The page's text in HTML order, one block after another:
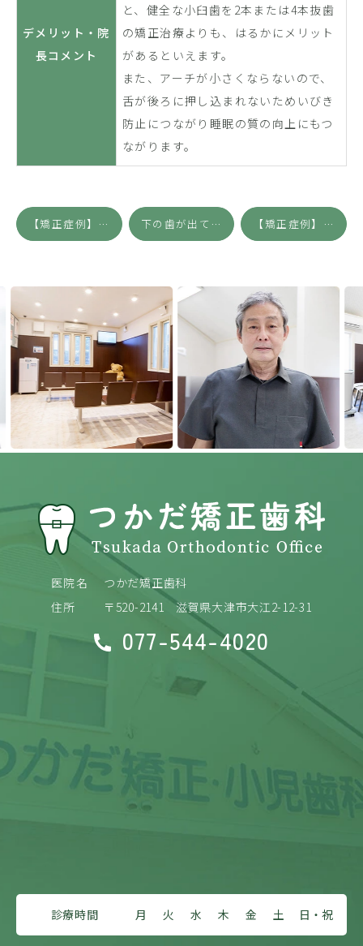
デメリット・院
長コメント
と、健全な小臼歯を2本または4本抜歯
の矯正治療よりも、はるかにメリット
があるといえます。
また、アーチが小さくならないので、
舌が後ろに押し込まれないためいびき
防止につながり睡眠の質の向上にもつ
ながります。
【矯正症例】ディープバイト、睡眠時無呼吸症候群が疑われた症例 下の歯が出ている（受け口） 【矯正症例】ディープバイト（過蓋咬合）1
Previous Next
医院名
つかだ矯正歯科
住所
〒520-2141滋賀県大津市大江2-12-31
077-544-4020
診療時間 月 火 水 木 金 土 日・祝